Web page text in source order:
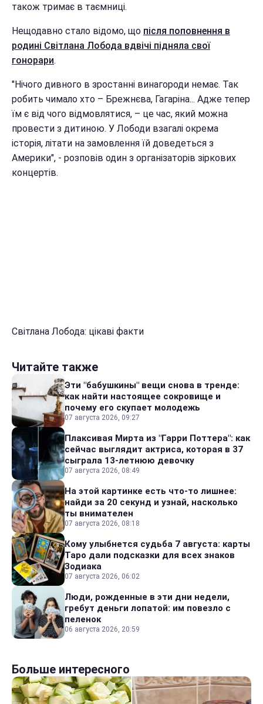
також тримає в таємниці.
Нещодавно стало відомо, що після поповнення в
родині Світлана Лобода вдвічі підняла свої
гонорари.
"Нічого дивного в зростанні винагороди немає. Так
робить чимало хто – Брежнєва, Гагаріна... Адже тепер
їм є від чого відмовлятися, – це час, який можна
провести з дитиною. У Лободи взагалі окрема
історія, літати на замовлення їй доведеться з
Америки", - розповів один з організаторів зіркових
концертів.
Світлана Лобода: цікаві факти
Читайте также
Эти "бабушкины" вещи снова в тренде:
как найти настоящее сокровище и
почему его скупает молодежь
07 августа 2026, 09:27
Плаксивая Мирта из "Гарри Поттера": как
сейчас выглядит актриса, которая в 37
сыграла 13-летнюю девочку
07 августа 2026, 08:49
На этой картинке есть что-то лишнее:
найди за 20 секунд и узнай, насколько
ты внимателен
07 августа 2026, 08:18
Кому улыбнется судьба 7 августа: карты
Таро дали подсказки для всех знаков
Зодиака
07 августа 2026, 06:02
Люди, рожденные в эти дни недели,
гребут деньги лопатой: им повезло с
пеленок
06 августа 2026, 20:59
Больше интересного